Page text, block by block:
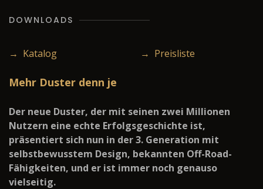
DOWNLOADS
→ Katalog → Preisliste
Mehr Duster denn je
Der neue Duster, der mit seinen zwei Millionen
Nutzern eine echte Erfolgsgeschichte ist,
präsentiert sich nun in der 3. Generation mit
selbstbewusstem Design, bekannten Off-Road-
Fähigkeiten, und er ist immer noch genauso
vielseitig.